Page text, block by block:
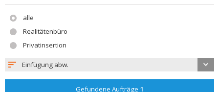
alle
Realitätenbüro
Privatinsertion
Einfügung abw.
Gefundene Aufträge 1